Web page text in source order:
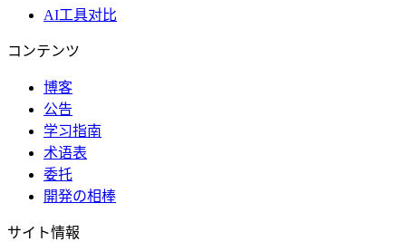
AI工具对比
コンテンツ
博客
公告
学习指南
术语表
委托
開発の相棒
サイト情報